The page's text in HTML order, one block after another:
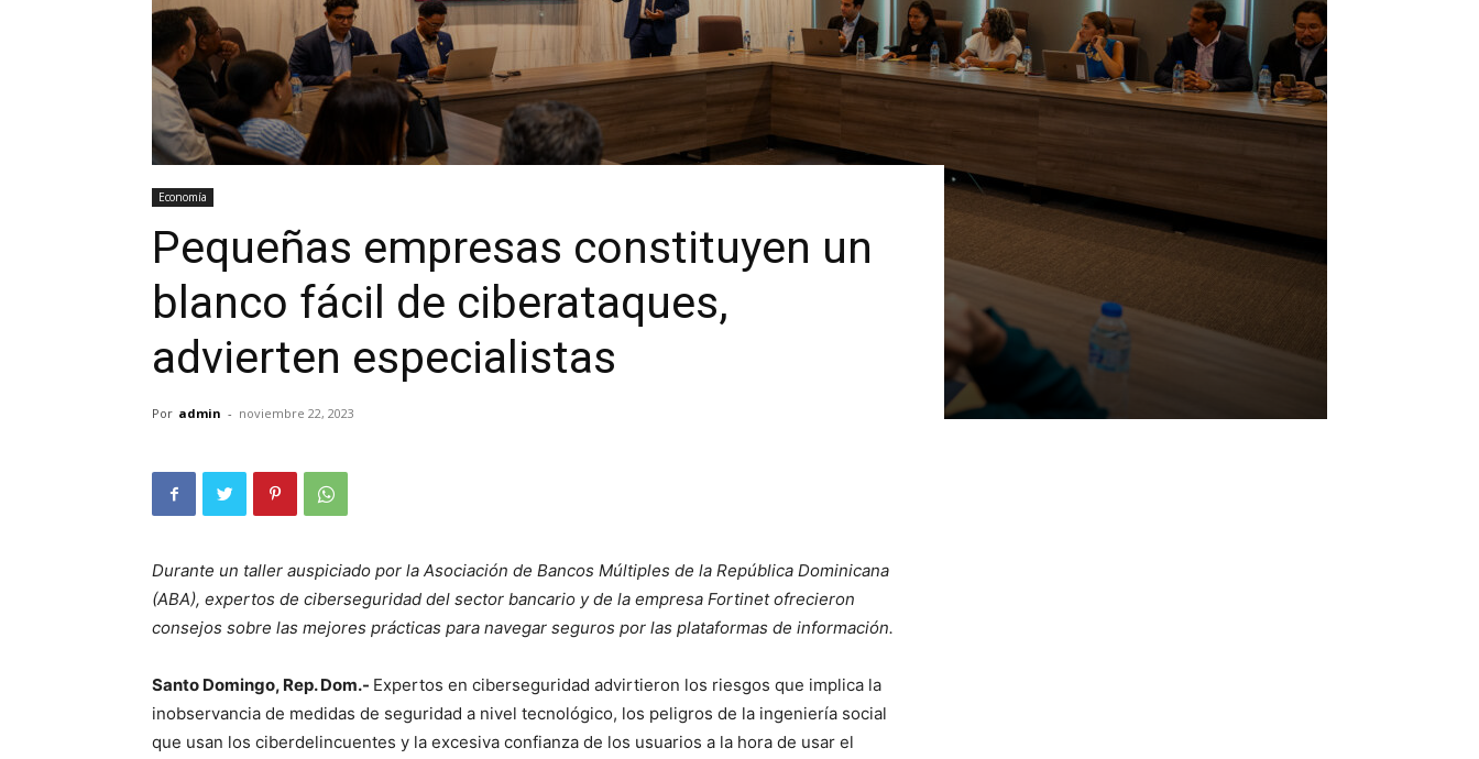
Economía
Pequeñas empresas constituyen un
blanco fácil de ciberataques,
advierten especialistas
Por admin - noviembre 22, 2023
Durante un taller auspiciado por la Asociación de Bancos Múltiples de la República Dominicana
(ABA), expertos de ciberseguridad del sector bancario y de la empresa Fortinet ofrecieron
consejos sobre las mejores prácticas para navegar seguros por las plataformas de información.
Santo Domingo, Rep. Dom.- Expertos en ciberseguridad advirtieron los riesgos que implica la
inobservancia de medidas de seguridad a nivel tecnológico, los peligros de la ingeniería social
que usan los ciberdelincuentes y la excesiva confianza de los usuarios a la hora de usar el